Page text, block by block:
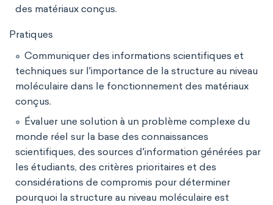
des matériaux conçus.
Pratiques
Communiquer des informations scientifiques et
techniques sur l'importance de la structure au niveau
moléculaire dans le fonctionnement des matériaux
conçus.
Évaluer une solution à un problème complexe du
monde réel sur la base des connaissances
scientifiques, des sources d'information générées par
les étudiants, des critères prioritaires et des
considérations de compromis pour déterminer
pourquoi la structure au niveau moléculaire est